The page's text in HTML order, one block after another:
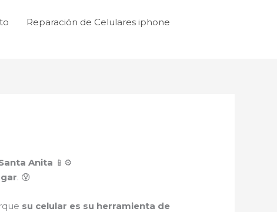
Reparación de Celulares iphone
Anita 📱⚙️
. 😰
su celular es su herramienta de